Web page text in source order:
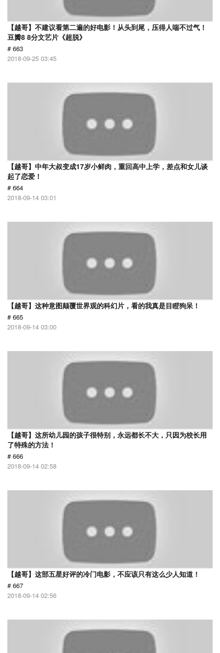
【越哥】不建议看第二遍的好电影！从头到尾，压得人喘不过气！
豆瓣8 8分文艺片《超脱》
# 663
2018-09-25 03:45
【越哥】中年大叔变成17岁小鲜肉，重回高中上学，差点和女儿谈
起了恋爱！
# 664
2018-09-14 03:01
【越哥】这种意图颠覆世界观的科幻片，看的我真是目瞪狗呆！
# 665
2018-09-14 03:00
【越哥】这所幼儿园的孩子很特别，永远都长不大，只因为校长用
了特殊的方法！
# 666
2018-09-14 02:58
【越哥】这部五星好评的冷门电影，不应该只有这么少人知道！
# 667
2018-09-14 02:56